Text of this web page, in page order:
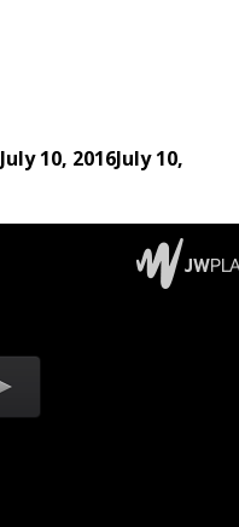
July 10, 2016July 10,